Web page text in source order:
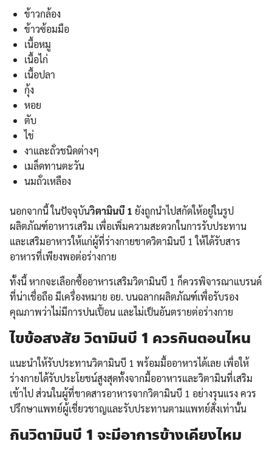
Search
for:
Search
ข้าวกล้อง
ข้าวซ้อมมือ
เนื้อหมู
เนื้อไก่
เนื้อปลา
กุ้ง
หอย
ตับ
ไข่
งาและถั่วชนิดต่างๆ
เมล็ดทานตะวัน
นมถั่วเหลือง
นอกจากนี้ ในปัจจุบันวิตามินบี 1 ยังถูกนำไปสกัดให้อยู่ในรูป
ผลิตภัณฑ์อาหารเสริม เพื่อเพิ่มความสะดวกในการรับประทาน
และเสริมอาหารให้แก่ผู้ที่ร่างกายขาดวิตามินบี 1 ให้ได้รับสาร
อาหารที่เพียงพอต่อร่างกาย
ทั้งนี้ หากจะเลือกซื้ออาหารเสริมวิตามินบี 1 ก็ควรพิจารณาแบรนด์
ที่น่าเชื่อถือ มีเครื่องหมาย อย. บนฉลากผลิตภัณฑ์เพื่อรับรอง
คุณภาพว่าไม่มีการปนเปื้อน และไม่เป็นอันตรายต่อร่างกาย
ไขข้อสงสัย วิตามินบี 1 ควรกินตอนไหน
แนะนำให้รับประทานวิตามินบี 1 พร้อมมื้ออาหารได้เลย เพื่อให้
ร่างกายได้รับประโยชน์สูงสุดทั้งจากมื้ออาหารและวิตามินที่เสริม
เข้าไป ส่วนในผู้ที่ขาดสารอาหารจากวิตามินบี 1 อย่างรุนแรง ควร
ปรึกษาแพทย์ผู้เชี่ยวชาญและรับประทานตามแพทย์สั่งเท่านั้น
กินวิตามินบี 1 จะมีอาการข้างเคียงไหม